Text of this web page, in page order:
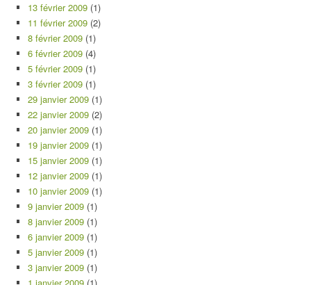
13 février 2009 (1)
11 février 2009 (2)
8 février 2009 (1)
6 février 2009 (4)
5 février 2009 (1)
3 février 2009 (1)
29 janvier 2009 (1)
22 janvier 2009 (2)
20 janvier 2009 (1)
19 janvier 2009 (1)
15 janvier 2009 (1)
12 janvier 2009 (1)
10 janvier 2009 (1)
9 janvier 2009 (1)
8 janvier 2009 (1)
6 janvier 2009 (1)
5 janvier 2009 (1)
3 janvier 2009 (1)